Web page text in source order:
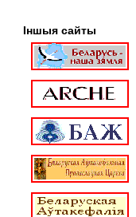
Іншыя сайты